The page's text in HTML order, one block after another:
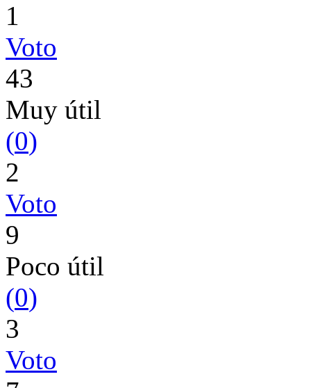
1
Voto
43
Muy útil
(0)
2
Voto
9
Poco útil
(0)
3
Voto